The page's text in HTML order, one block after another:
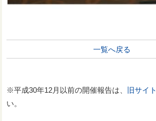
一覧へ戻る
※平成30年12月以前の開催報告は、 旧サイト
い。